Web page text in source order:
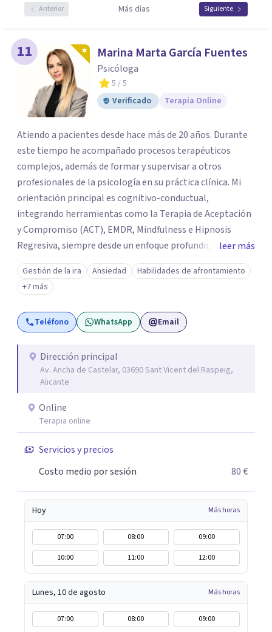
Anterior Más días Siguiente
11 Marina Marta García Fuentes
Psicóloga
5 / 5
Verificado
Terapia Online
Atiendo a pacientes desde hace más de 20 años. Durante
este tiempo he acompañado procesos terapéuticos
complejos, además de formar y supervisar a otros
profesionales de la psicología en su práctica clínica. Mi
orientación principal es cognitivo-conductual,
integrando herramientas como la Terapia de Aceptación
y Compromiso (ACT), EMDR, Mindfulness e Hipnosis
Regresiva, siempre desde un enfoque profundo,
respetuoso y adaptado a cada persona. También
acompaño procesos de crecimiento personal y terapia
del alma orientados al trabajo emocional, la búsqueda de
sentido, el autoconocimiento y la conexión interior. Mi
objetivo es ayudar a las personas a comprenderse mejor,
necesarios para vivir con mayor equilibrio y plenitud.
leer más
Gestión de la ira Ansiedad
Habilidades de afrontamiento
+7 más
Teléfono WhatsApp Email
Dirección principal
Av. Ancha de Castelar, 03690 Sant Vicent del Raspeig,
Alicante
Online
Terapia online
Servicios y precios
Costo medio por sesión
80 €
Hoy Más horas
07:00 08:00
09:00
10:00
11:00 12:00
Lunes, 10 de agosto Más horas
07:00 08:00
09:00